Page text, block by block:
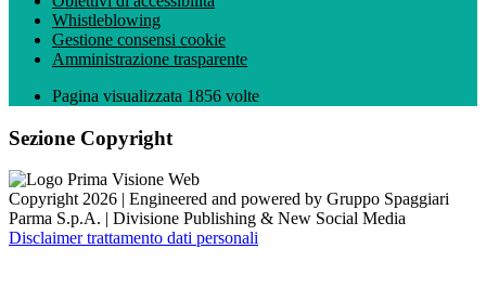
Whistleblowing
Gestione consensi cookie
Amministrazione trasparente
Pagina visualizzata 1856 volte
Sezione Copyright
Copyright 2026 | Engineered and powered by Gruppo Spaggiari
Parma S.p.A. | Divisione Publishing & New Social Media
Disclaimer trattamento dati personali